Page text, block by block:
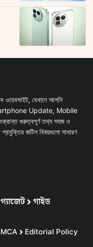
ওয়েবসাইট, যেখানে আপনি
Update, Mobile
গুরুত্বপূর্ণ তথ্য সহজ ও
জটিল বিষয়গুলো সাধারণ
গ্যাজেট গাইড
Editorial Policy